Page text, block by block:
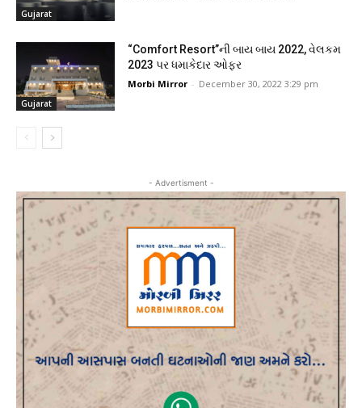
Gujarat
Gujarat
“Comfort Resort”ની બાય બાય 2022, વેલકમ
2023 પર ધમાકેદાર ઓફર
Morbi Mirror - December 30, 2022 3:29 pm
- Advertisment -